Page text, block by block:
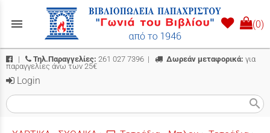
menu (0)
| Τηλ.Παραγγελίες: 261 027 7396 | Δωρεάν μεταφορικά: για
παραγγελίες άνω των 25€
Login
search